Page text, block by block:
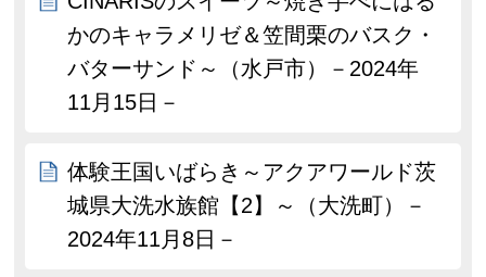
かのキャラメリゼ＆笠間栗のバスク・
バターサンド～（水戸市）－2024年
11月15日－
体験王国いばらき～アクアワールド茨
城県大洗水族館【2】～（大洗町）－
2024年11月8日－